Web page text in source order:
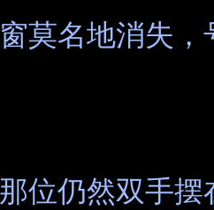
莫名地消失，
仍然双手摆